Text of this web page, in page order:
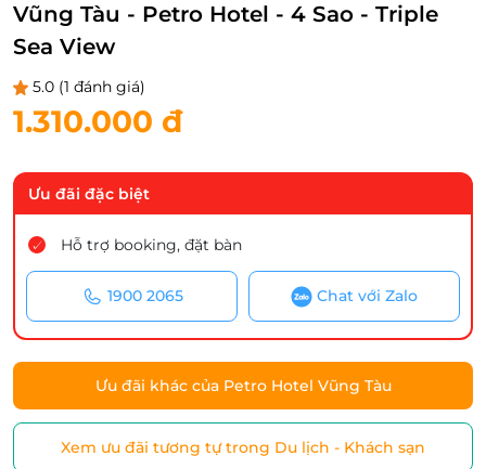
Vũng Tàu - Petro Hotel - 4 Sao - Triple
Sea View
5.0 (1 đánh giá)
1.310.000 đ
Ưu đãi đặc biệt
Hỗ trợ booking, đặt bàn
1900 2065 Chat với Zalo
Ưu đãi khác của Petro Hotel Vũng Tàu
Xem ưu đãi tương tự trong Du lịch - Khách sạn